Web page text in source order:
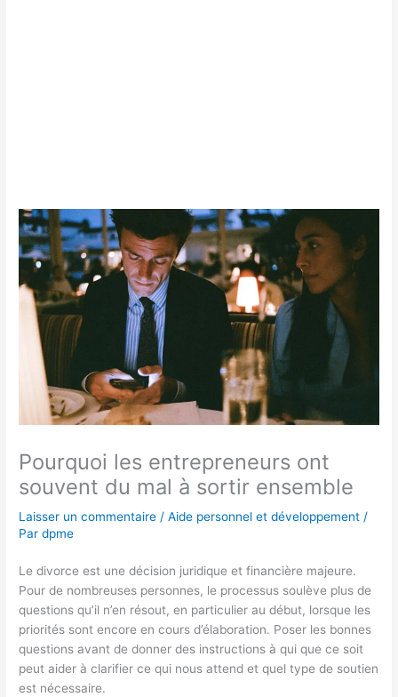
Pourquoi les entrepreneurs ont
souvent du mal à sortir ensemble
Laisser un commentaire /Aide personnel et développement /
Pardpme
Le divorce est une décision juridique et financière majeure.
Pour de nombreuses personnes, le processus soulève plus de
questions qu’il n’en résout, en particulier au début, lorsque les
priorités sont encore en cours d’élaboration. Poser les bonnes
questions avant de donner des instructions à qui que ce soit
peut aider à clarifier ce qui nous attend et quel type de soutien
est nécessaire.